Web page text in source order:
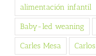
alimentación infantil
Baby-led weaning
Carles Mesa